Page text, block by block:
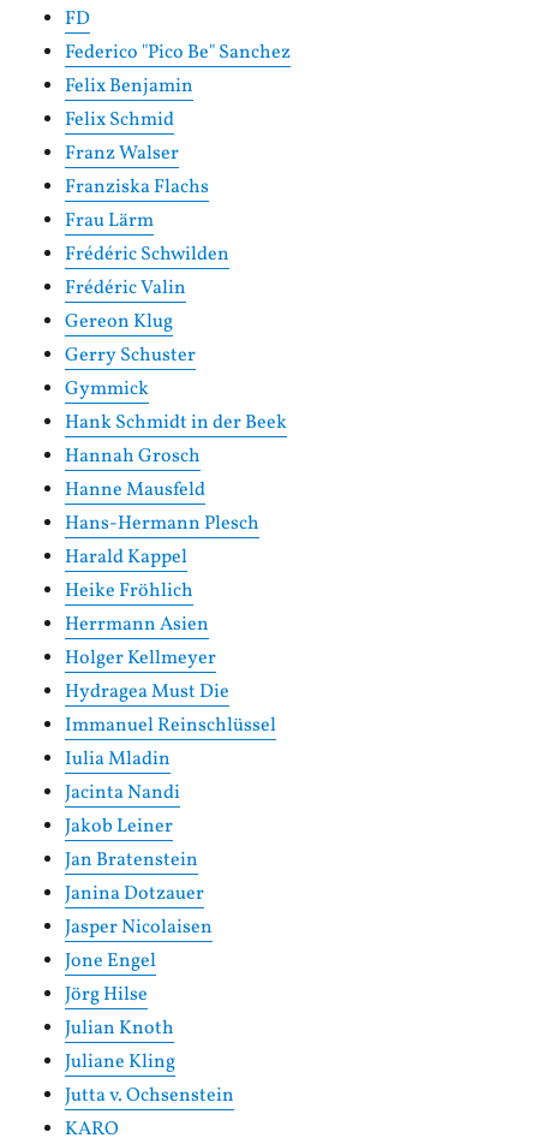
FD
Federico "Pico Be" Sanchez
Felix Benjamin
Felix Schmid
Franz Walser
Franziska Flachs
Frau Lärm
Frédéric Schwilden
Frédéric Valin
Gereon Klug
Gerry Schuster
Gymmick
Hank Schmidt in der Beek
Hannah Grosch
Hanne Mausfeld
Hans-Hermann Plesch
Harald Kappel
Heike Fröhlich
Herrmann Asien
Holger Kellmeyer
Hydragea Must Die
Immanuel Reinschlüssel
Iulia Mladin
Jacinta Nandi
Jakob Leiner
Jan Bratenstein
Janina Dotzauer
Jasper Nicolaisen
Jone Engel
Jörg Hilse
Julian Knoth
Juliane Kling
Jutta v. Ochsenstein
KARO